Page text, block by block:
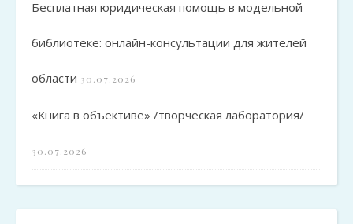
Бесплатная юридическая помощь в модельной
библиотеке: онлайн-консультации для жителей
области 30.07.2026
«Книга в объективе» /творческая лаборатория/
30.07.2026